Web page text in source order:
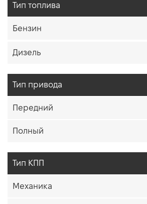
Тип топлива
Бензин
Дизель
Тип привода
Передний
Полный
Тип КПП
Механика